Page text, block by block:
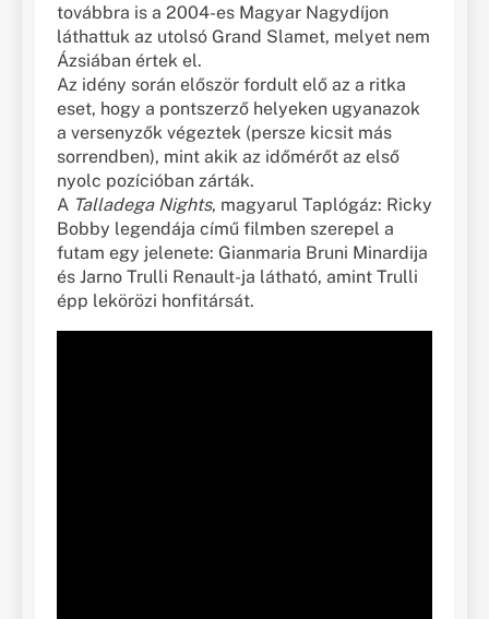
továbbra is a 2004-es Magyar Nagydíjon
láthattuk az utolsó Grand Slamet, melyet nem
Ázsiában értek el.
Az idény során először fordult elő az a ritka
eset, hogy a pontszerző helyeken ugyanazok
a versenyzők végeztek (persze kicsit más
sorrendben), mint akik az időmérőt az első
nyolc pozícióban zárták.
A Talladega Nights, magyarul Taplógáz: Ricky
Bobby legendája című filmben szerepel a
futam egy jelenete: Gianmaria Bruni Minardija
és Jarno Trulli Renault-ja látható, amint Trulli
épp lekörözi honfitársát.